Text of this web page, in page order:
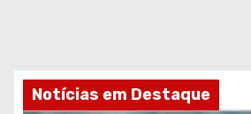
Notícias em Destaque